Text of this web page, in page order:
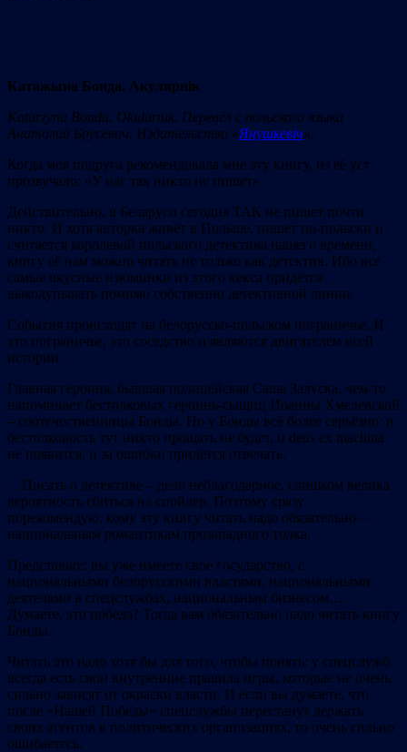
Катажына Бонда. Акулярнік
Katarzyna Bonda. Okularnik. Перевёл с польского языка
Анатолий Брусевич. Издательство «Янушкевіч».
Когда моя подруга рекомендовала мне эту книгу, из её уст
прозвучало: «У нас так никто не пишет».
Действительно, в Беларуси сегодня ТАК не пишет почти
никто. И хотя авторка живёт в Польше, пишет по-польски и
считается королевой польского детектива нашего времени,
книгу её нам можно читать не только как детектив. Ибо все
самые вкусные изюминки из этого кекса придётся
выколупывать помимо собственно детективной линии.
События происходят на белорусско-польском пограничье. И
это пограничье, это соседство и являются двигателем всей
истории.
Главная героиня, бывшая полицейская Саша Залуска, чем-то
напоминает бестолковых героинь-сыщиц Иоанны Хмелевской
– соотечественницы Бонды. Но у Бонды всё более серьёзно: и
бестолковость тут никто прощать не будет, и deus ex machina
не появится, и за ошибки придётся отвечать.
…Писать о детективе – дело неблагодарное, слишком велика
вероятность сбиться на спойлер. Поэтому сразу
порекомендую, кому эту книгу читать надо обязательно –
национальным романтикам прозападного толка.
Представьте: вы уже имеете своё государство, с
национальными белорусскими властями, национальными
деятелями в спецслужбах, национальным бизнесом…
Думаете, это победа? Тогда вам обязательно надо читать книгу
Бонды.
Читать это надо хотя бы для того, чтобы понять: у спецслужб
всегда есть свои внутренние правила игры, которые не очень
сильно зависят от окраски власти. И если вы думаете, что
после «Нашей Победы» спецслужбы перестанут держать
своих агентов в политических организациях, то очень сильно
ошибаетесь.